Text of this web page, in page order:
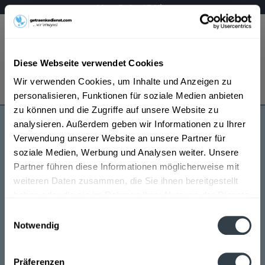
Diese Webseite verwendet Cookies
Wir verwenden Cookies, um Inhalte und Anzeigen zu
personalisieren, Funktionen für soziale Medien anbieten
zu können und die Zugriffe auf unsere Website zu
analysieren. Außerdem geben wir Informationen zu Ihrer
Verwendung unserer Website an unsere Partner für
soziale Medien, Werbung und Analysen weiter. Unsere
Partner führen diese Informationen möglicherweise mit
weiteren Daten zusammen, die Sie ihnen bereitgestellt
Notwendig
Präferenzen
Mo – Fr 9 – 17 Uhr
Menü
Bestellung widerrufen
Es gilt unsere Datenschutzerklärung
Gackerl
Gackerl wird in den folgenden Regionen, Städten,